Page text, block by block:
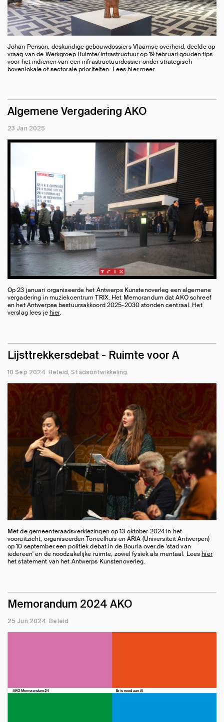
Johan Penson, deskundige gebouwdossiers Vlaamse overheid, deelde op
vraag van de Werkgroep Ruimte/infrastructuur op 19 februari gouden tips
voor het indienen van een infrastructuurdossier onder strategisch
bovenlokale of sectorale prioriteiten. Leeshiermeer.
Algemene Vergadering AKO
23 Jan 2025
Op 23 januari organiseerde het Antwerps Kunstenoverleg een algemene
vergadering in muziekcentrum TRIX. Het Memorandum dat AKO schreef
en het Antwerpse bestuursakkoord 2025-2030 stonden centraal. Het
verslag lees jehier.
Lijsttrekkersdebat - Ruimte voor A
10 Sep 2024 Beleid Stadsontwikkeling
Met de gemeenteraadsverkiezingen op 13 oktober 2024 in het
vooruitzicht, organiseerden Toneelhuis en ARIA (Universiteit Antwerpen)
op 10 september een politiek debat in de Bourla over de 'stad van
iedereen' en de noodzakelijke ruimte, zowel fysiek als mentaal. Leeshier
het statement van het Antwerps Kunstenoverleg.
Memorandum 2024 AKO
25 Jun 2024 Beleid